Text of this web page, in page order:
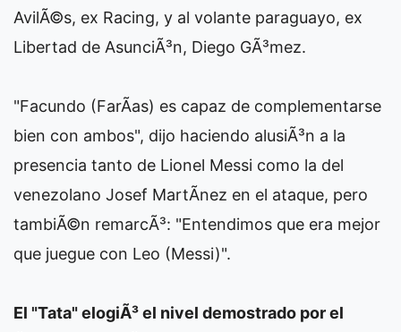
AvilÃ©s, ex Racing, y al volante paraguayo, ex
Libertad de AsunciÃ³n, Diego GÃ³mez.
"Facundo (FarÃ­as) es capaz de complementarse
bien con ambos", dijo haciendo alusiÃ³n a la
presencia tanto de Lionel Messi como la del
venezolano Josef MartÃ­nez en el ataque, pero
tambiÃ©n remarcÃ³: "Entendimos que era mejor
que juegue con Leo (Messi)".
El "Tata" elogiÃ³ el nivel demostrado por el